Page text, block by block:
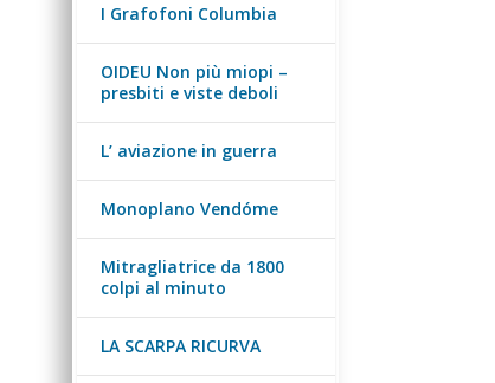
I Grafofoni Columbia
OIDEU Non più miopi –
presbiti e viste deboli
L’ aviazione in guerra
Monoplano Vendóme
Mitragliatrice da 1800
colpi al minuto
LA SCARPA RICURVA